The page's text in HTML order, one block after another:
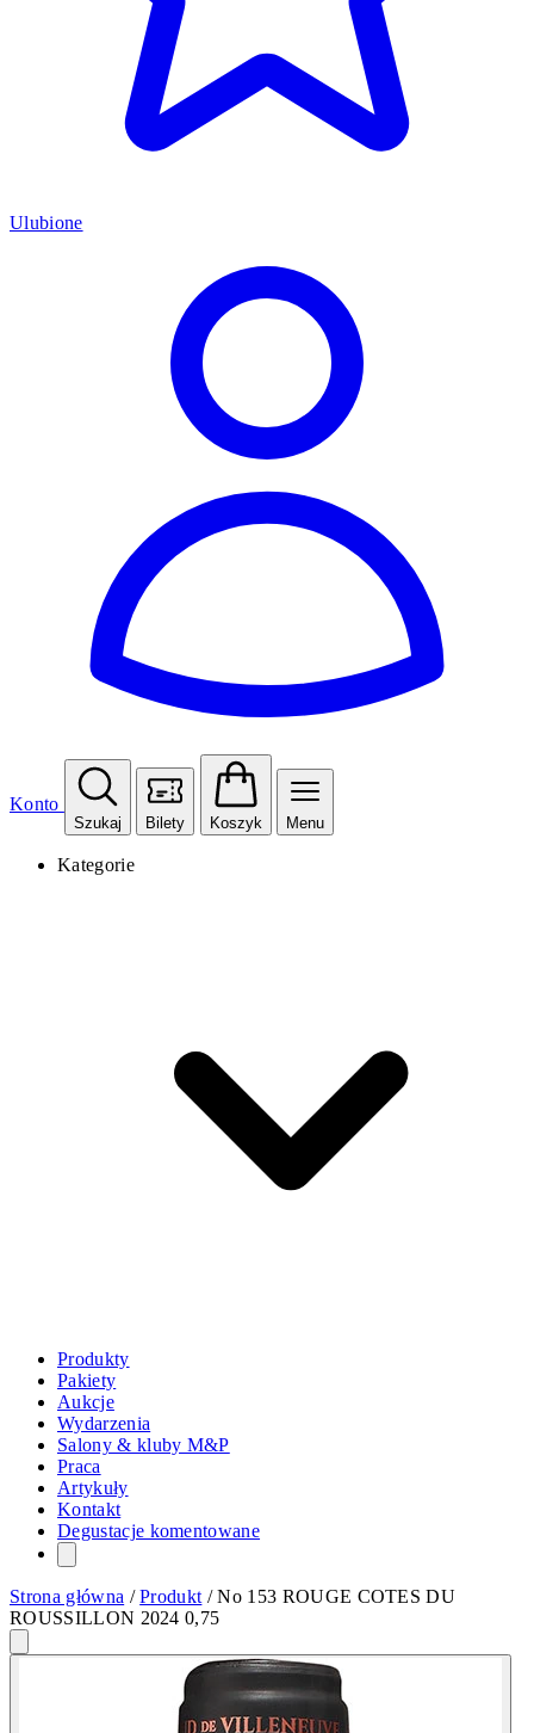
Ulubione
Konto
Szukaj Bilety Koszyk Menu
Kategorie
Produkty
Pakiety
Aukcje
Wydarzenia
Salony & kluby M&P
Praca
Artykuły
Kontakt
Degustacje komentowane
Strona główna /Produkt /No 153 ROUGE COTES DU
ROUSSILLON 2024 0,75